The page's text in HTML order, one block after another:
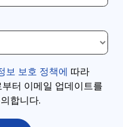
보 보호 정책에 따라
터 이메일 업데이트를
합니다.